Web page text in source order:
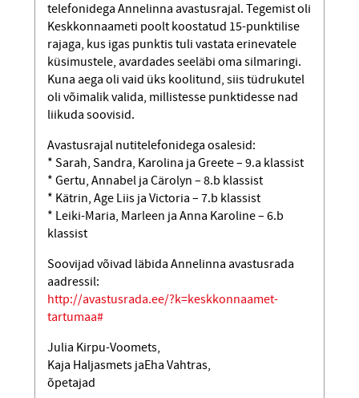
telefonidega Annelinna avastusrajal. Tege­mist oli
Keskkonnaameti poolt koostatud 15-punktilise
rajaga, kus igas punktis tuli vastata erinevatele
küsimustele, avardades seeläbi oma silmaringi.
Kuna aega oli vaid üks koolitund, siis tüdrukutel
oli võimalik valida, millistesse punktidesse nad
liikuda soovisid.
Avastusrajal nutitelefonidega osalesid:
* Sarah, Sandra, Karolina ja Greete – 9.a klassist
* Gertu, Annabel ja Cärolyn – 8.b klassist
* Kätrin, Age Liis ja Victoria – 7.b klassist
* Leiki-Maria, Marleen ja Anna Karoline – 6.b
klassist
Soovijad võivad läbida Annelinna avastusrada
aadressil:
http://avastusrada.ee/?k=keskkonnaamet-
tartumaa#
Julia Kirpu-Voomets,
Kaja Haljasmets jaEha Vahtras,
õpetajad